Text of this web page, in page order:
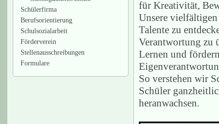
Schülerfirma
Berufsorientierung
Schulsozialarbeit
Förderverein
Stellenausschreibungen
Formulare
für Kreativität,
Unsere
Talente zu
Verantwortung zu
Lernen und
So verstehen wir
Schüler
heranwachsen.